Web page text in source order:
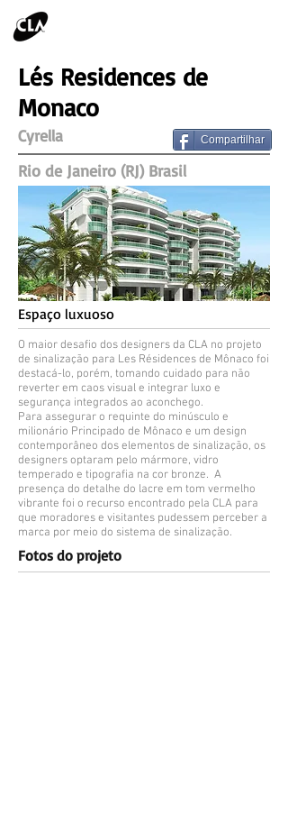
Lés Residences de
Monaco
Cyrella Compartilhar
Rio de Janeiro (RJ) Brasil
Espaço luxuoso
O maior desafio dos designers da CLA no projeto
de sinalização para Les Résidences de Mônaco foi
destacá-lo, porém, tomando cuidado para não
reverter em caos visual e integrar luxo e
segurança integrados ao aconchego.
Para assegurar o requinte do minúsculo e
milionário Principado de Mônaco e um design
contemporâneo dos elementos de sinalização, os
designers optaram pelo mármore, vidro
temperado e tipografia na cor bronze. A
presença do detalhe do lacre em tom vermelho
vibrante foi o recurso encontrado pela CLA para
que moradores e visitantes pudessem perceber a
marca por meio do sistema de sinalização.
Fotos do projeto